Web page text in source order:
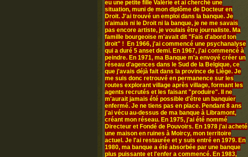
eu une petite fille Valérie et ai cherché une
situation, muni de mon diplôme de Docteur en
Droit. J'ai trouvé un emploi dans la banque. Je
n'aimais ni le Droit ni la banque, je ne me savais
pas encore artiste, je voulais être journaliste. Ma
famille bourgeoise m'avait dit "Fais d'abord ton
droit" ! En 1966, j'ai commencé une psychanalyse
qui a duré 5 anset demi. En 1967, j'ai commencé à
peindre. En 1971, ma Banque m'a envoyé créer un
réseau d'agences dans le Sud de la Belgique, ce
que j'avais déjà fait dans la province de Liège. Je
me suis donc retrouvé en permanence sur les
routes explorant village après village, formant les
agents recrutés et les faisant "produire". Il ne
m'aurait jamais été possible d'être un banquier
enfermé. Je ne tiens pas en place. Pendant 8 ans
j'ai vécu au-dessus de ma banque à Libramont,
créant mon réseau. En 1975, j'ai été nommé
Directeur et Fondé de Pouvoirs. En 1978 j'ai acheté
une maison en ruines à Moircy, mon territoire
actuel. Je l'ai restaurée et y suis entré en 1979. En
1980, ma banque a été absorbée par une banque
plus puissante et l'enfer a commencé. En 1983,